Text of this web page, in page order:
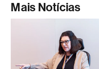
Mais Notícias